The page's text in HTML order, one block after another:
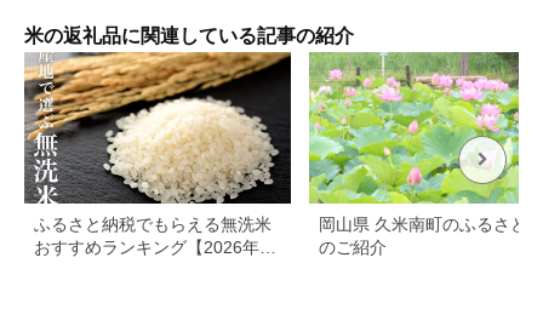
旬以降順次発送予定
米】【2026年10月上
旬より1ヶ月以内に順
次発送予定】
米の返礼品に関連している記事の紹介
ふるさと納税でもらえる無洗米
おすすめランキング【2026年最
岡山県 久米南町のふるさと
のご紹介